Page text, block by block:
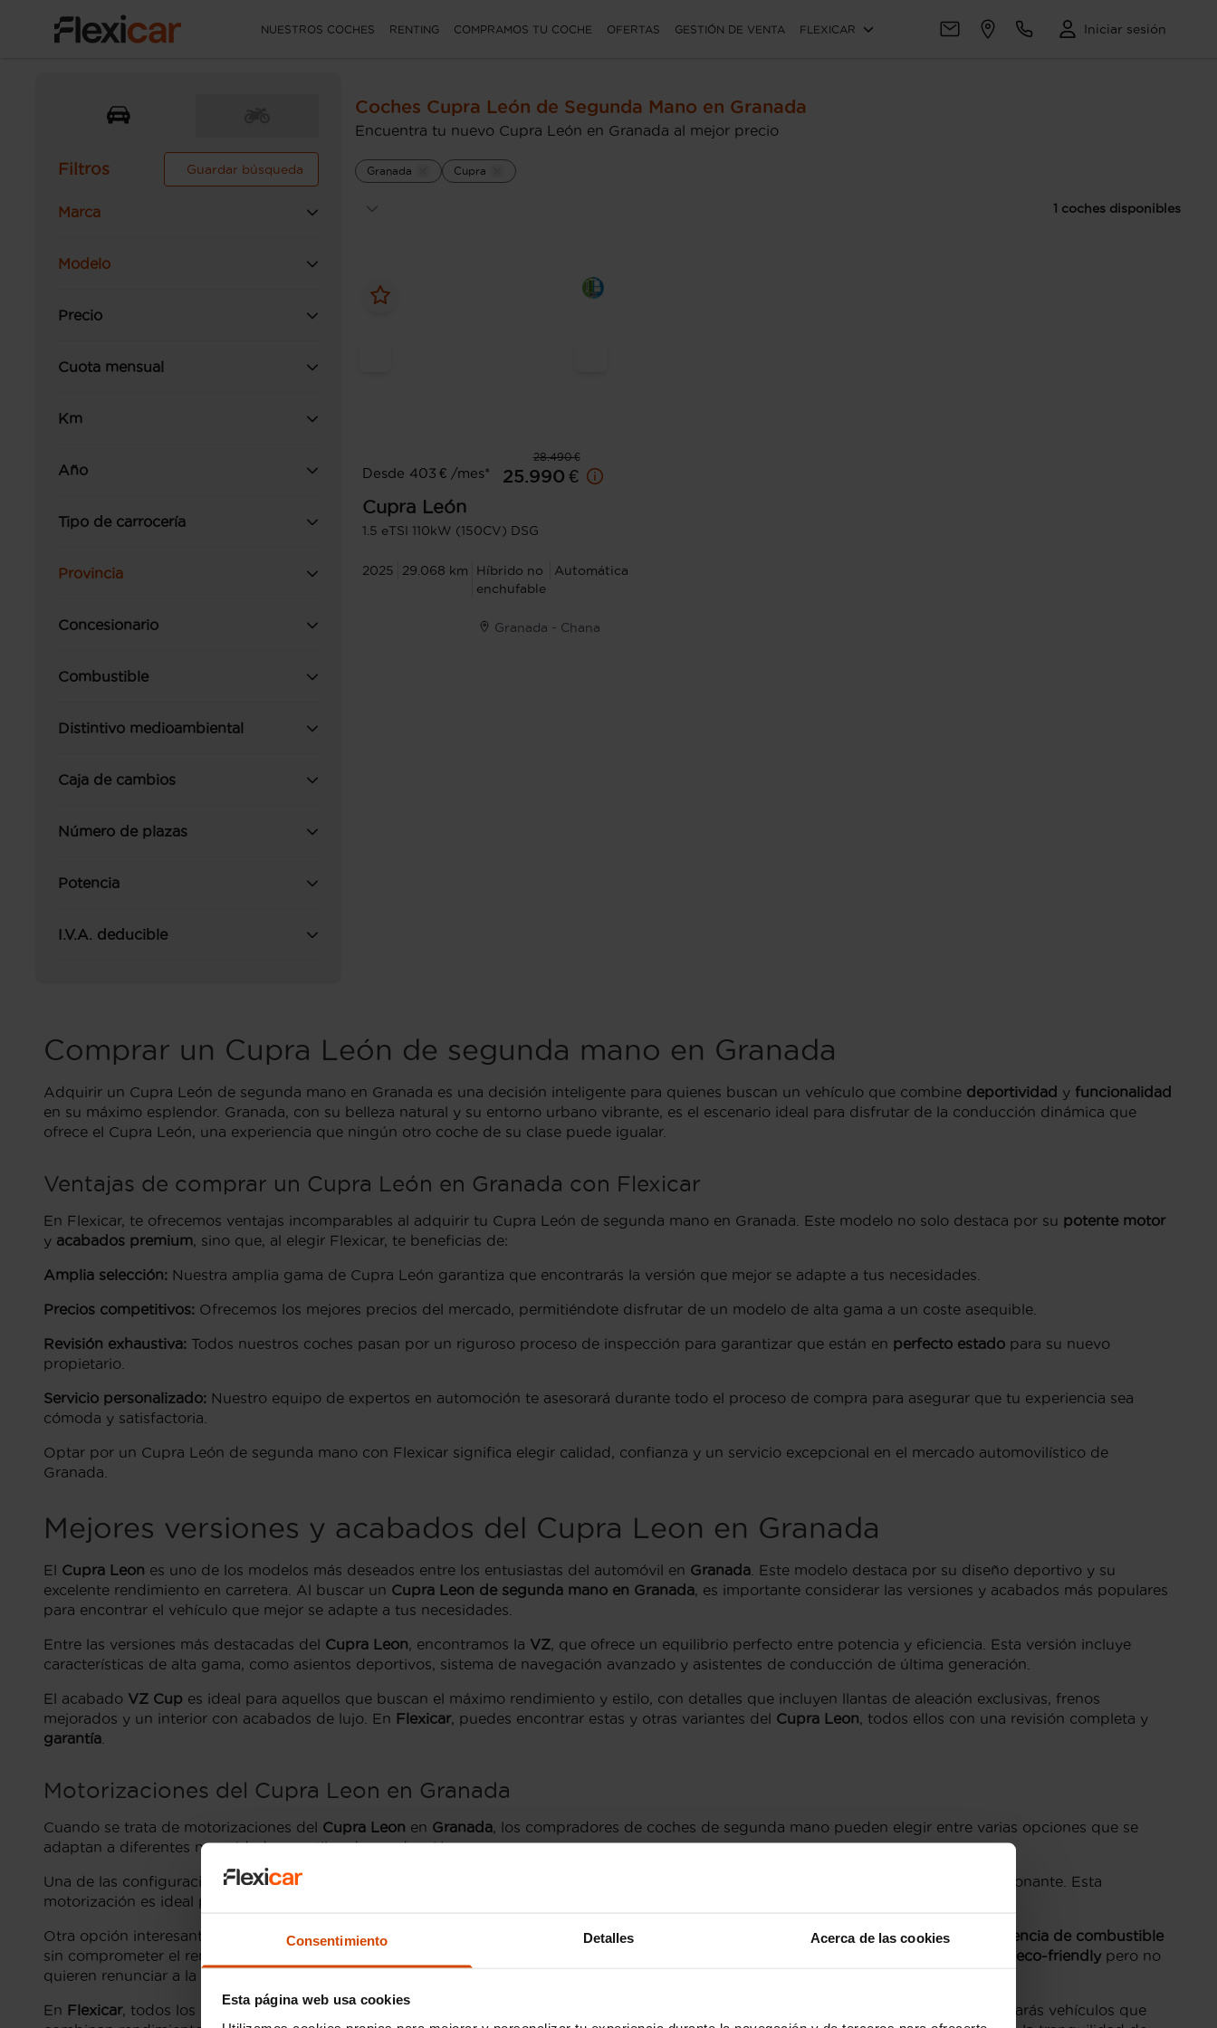
Consentimiento Detalles Acerca de las cookies
Esta página web usa cookies
NUESTROS COCHES RENTING COMPRAMOS TU COCHE OFERTAS GESTIÓN DE VENTA FLEXICAR Iniciar sesión
Filtros Guardar búsqueda
Marca
Modelo
Precio
Cuota mensual
Km
Año
Tipo de carrocería
Provincia
Concesionario
Combustible
Distintivo medioambiental
Caja de cambios
Número de plazas
Potencia
I.V.A. deducible
Coches Cupra León de Segunda Mano en Granada
Encuentra tu nuevo Cupra León en Granada al mejor precio
Granada Cupra
1 coches disponibles
28.490 €
Desde 403 € /mes*
25.990 €
Cupra León
1.5 eTSI 110kW (150CV) DSG
2025 29.068 km
Híbrido no
enchufable
Automática
Granada - Chana
Comprar un Cupra León de segunda mano en Granada
Adquirir un Cupra León de segunda mano en Granada es una decisión inteligente para quienes buscan un vehículo que combine deportividad y funcionalidad
en su máximo esplendor. Granada, con su belleza natural y su entorno urbano vibrante, es el escenario ideal para disfrutar de la conducción dinámica que
ofrece el Cupra León, una experiencia que ningún otro coche de su clase puede igualar.
Ventajas de comprar un Cupra León en Granada con Flexicar
En Flexicar, te ofrecemos ventajas incomparables al adquirir tu Cupra León de segunda mano en Granada. Este modelo no solo destaca por su potente motor
y acabados premium, sino que, al elegir Flexicar, te beneficias de:
Amplia selección: Nuestra amplia gama de Cupra León garantiza que encontrarás la versión que mejor se adapte a tus necesidades.
Precios competitivos: Ofrecemos los mejores precios del mercado, permitiéndote disfrutar de un modelo de alta gama a un coste asequible.
Revisión exhaustiva: Todos nuestros coches pasan por un riguroso proceso de inspección para garantizar que están en perfecto estado para su nuevo
propietario.
Servicio personalizado: Nuestro equipo de expertos en automoción te asesorará durante todo el proceso de compra para asegurar que tu experiencia sea
cómoda y satisfactoria.
Optar por un Cupra León de segunda mano con Flexicar significa elegir calidad, confianza y un servicio excepcional en el mercado automovilístico de
Granada.
Mejores versiones y acabados del Cupra Leon en Granada
El Cupra Leon es uno de los modelos más deseados entre los entusiastas del automóvil en Granada . Este modelo destaca por su diseño deportivo y su
excelente rendimiento en carretera. Al buscar un Cupra Leon de segunda mano en Granada, es importante considerar las versiones y acabados más populares
para encontrar el vehículo que mejor se adapte a tus necesidades.
Entre las versiones más destacadas del Cupra Leon, encontramos la VZ, que ofrece un equilibrio perfecto entre potencia y eficiencia. Esta versión incluye
características de alta gama, como asientos deportivos, sistema de navegación avanzado y asistentes de conducción de última generación.
El acabado VZ Cup es ideal para aquellos que buscan el máximo rendimiento y estilo, con detalles que incluyen llantas de aleación exclusivas, frenos
mejorados y un interior con acabados de lujo. En Flexicar, puedes encontrar estas y otras variantes del Cupra Leon, todos ellos con una revisión completa y
garantía
Motorizaciones del Cupra Leon en Granada
Cuando se trata de motorizaciones del Cupra Leon en Granada, los compradores de coches de segunda mano pueden elegir entre varias opciones que se
adaptan a diferentes necesidades y estilos de conducción.
Una de las configuraciones más apreciadas es el motor de gasolina
, que ofrece una potente aceleración y un rendimiento impresionante. Esta
motorización es ideal para aquellos que valoran una conducción dinámica y necesitan un vehículo de alto rendimiento para el día a día.
Otra opción interesante es la versión híbridae-Hybrid , que combina un motor de gasolina con uno eléctrico para ofrecer unamayor eficiencia de combustible
sin comprometer el rendimiento deportivo característico del Cupra Leon. Esta motorización es perfecta para quienes buscan una opción eco-friendly pero no
quieren renunciar a la emoción al volante.
En Flexicar, todos los Cupra Leon de segunda mano
han sido rigurosamente examinados para garantizar su calidad y fiabilidad. Encontrarás vehículos que